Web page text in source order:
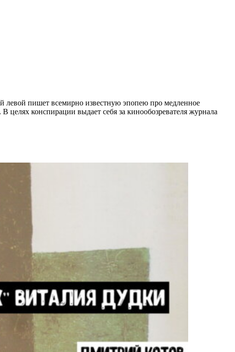
левой пишет всемирно известную эпопею про медленное
целях конспирации выдает себя за кинообозревателя журнала